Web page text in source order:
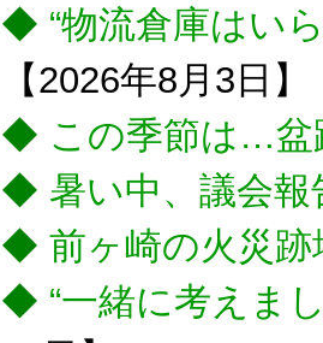
◆ “物流倉庫はい
【2026年8月3日】
◆ この季節は…盆
◆ 暑い中、議会
◆ 前ヶ崎の火災
◆ “一緒に考えま